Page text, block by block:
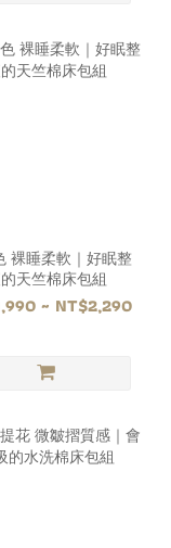
裸睡柔軟｜好眠整
天竺棉床包組
~ NT$2,290